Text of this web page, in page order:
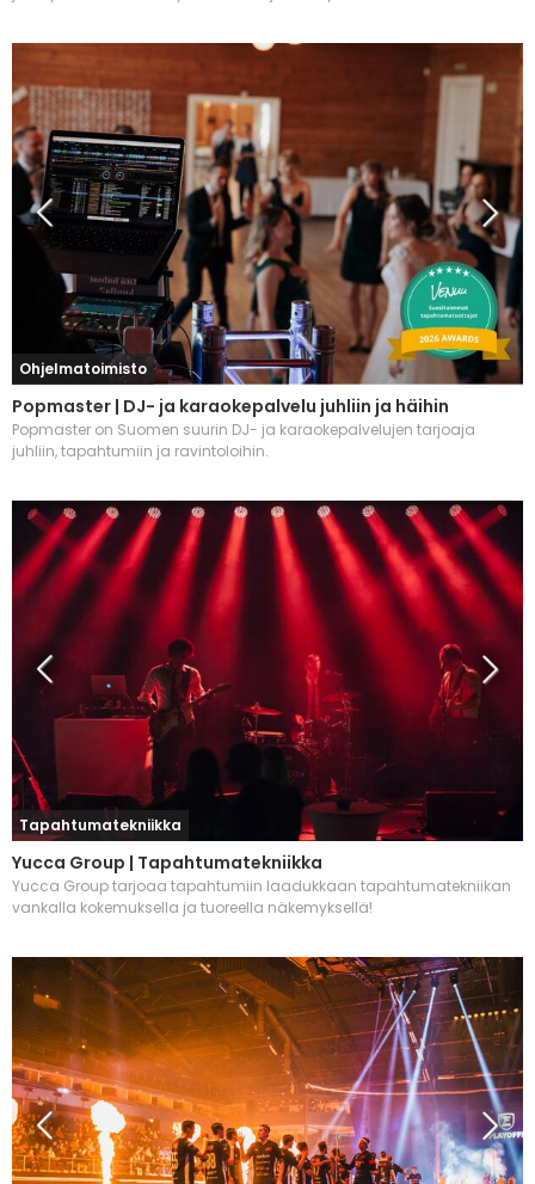
Ohjelmatoimisto
Popmaster | DJ- ja karaokepalvelu juhliin ja häihin
Popmaster on Suomen suurin DJ- ja karaokepalvelujen tarjoaja
juhliin, tapahtumiin ja ravintoloihin.
Tapahtumatekniikka
Yucca Group | Tapahtumatekniikka
Yucca Group tarjoaa tapahtumiin laadukkaan tapahtumatekniikan
vankalla kokemuksella ja tuoreella näkemyksellä!